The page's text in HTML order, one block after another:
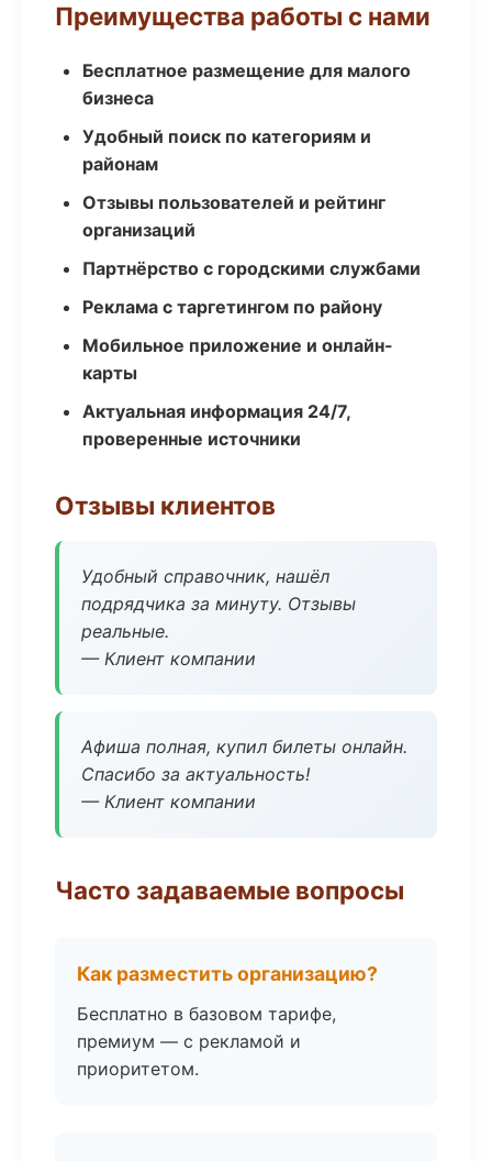
Преимущества работы с нами
Бесплатное размещение для малого
бизнеса
Удобный поиск по категориям и
районам
Отзывы пользователей и рейтинг
организаций
Партнёрство с городскими службами
Реклама с таргетингом по району
Мобильное приложение и онлайн-
карты
Актуальная информация 24/7,
проверенные источники
Отзывы клиентов
Удобный справочник, нашёл
подрядчика за минуту. Отзывы
реальные.
— Клиент компании
Афиша полная, купил билеты онлайн.
Спасибо за актуальность!
— Клиент компании
Часто задаваемые вопросы
Как разместить организацию?
Бесплатно в базовом тарифе,
премиум — с рекламой и
приоритетом.